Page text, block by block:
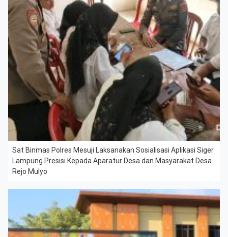
Sat Binmas Polres Mesuji Laksanakan Sosialisasi Aplikasi Siger
Lampung Presisi Kepada Aparatur Desa dan Masyarakat Desa
Rejo Mulyo